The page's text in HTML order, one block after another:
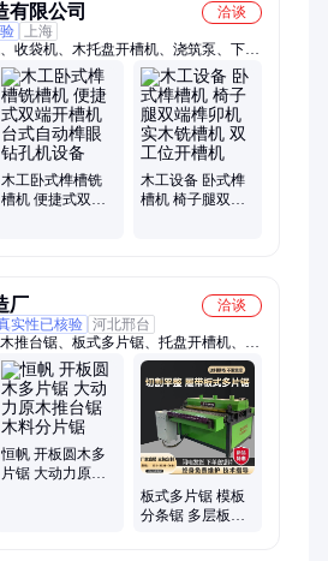
有限公司
洽谈
上海
收袋机、木托盘开槽机、浇筑泵、下料
角机、装运车、修角机、绕线机、锯铣
木棒开牙机、自动切角机、泡沫切粒
运车、地砖平铺机、海绵填充机、数控
坪切线机、钢筋切割机
木工卧式榫槽铣
槽机 便捷式双端
木工设备 卧式榫
槽机 椅子腿双端
洽谈
实性已核验 河北邢台
推台锯、板式多片锯、托盘开槽机、模
齐头锯、圆木车床、卧式带锯机、板材
恒帆 开板圆木多
片锯 大动力原木
板式多片锯 模板
分条锯 多层板开